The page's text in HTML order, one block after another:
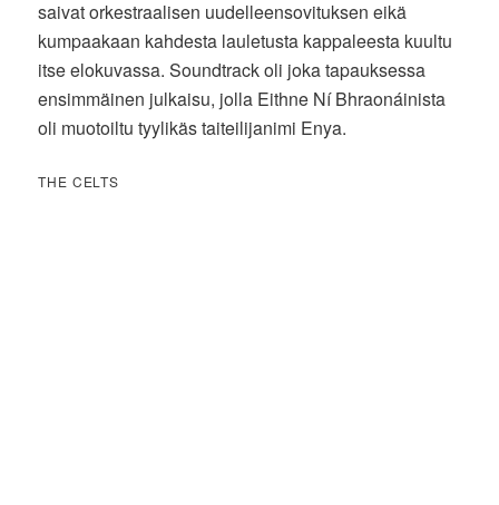
saivat orkestraalisen uudelleensovituksen eikä
kumpaakaan kahdesta lauletusta kappaleesta kuultu
itse elokuvassa. Soundtrack oli joka tapauksessa
ensimmäinen julkaisu, jolla Eithne Ní Bhraonáinista
oli muotoiltu tyylikäs taiteilijanimi Enya.
THE CELTS